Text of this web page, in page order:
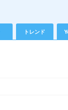
トレンド